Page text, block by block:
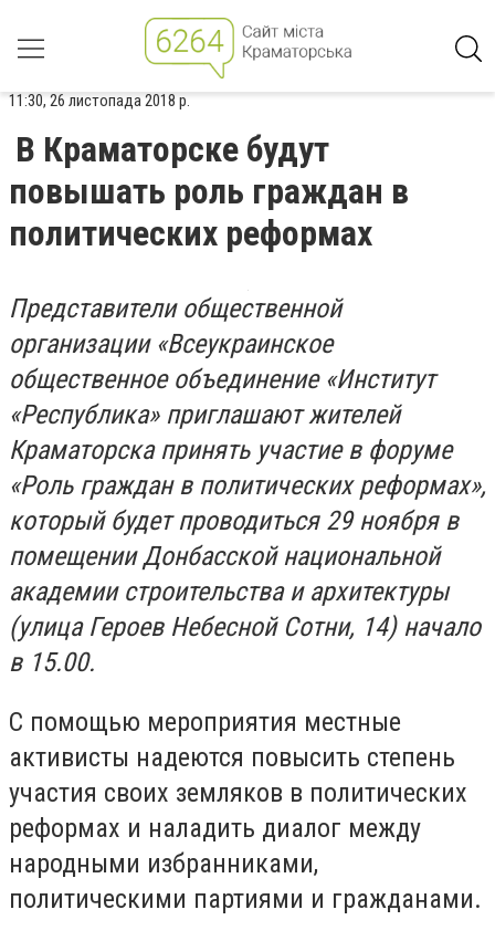
11:30, 26 листопада 2018 р.
В Краматорске будут
повышать роль граждан в
политических реформах
Представители общественной
организации «Всеукраинское
общественное объединение «Институт
«Республика» приглашают жителей
Краматорска принять участие в форуме
«Роль граждан в политических реформах»,
который будет проводиться 29 ноября в
помещении Донбасской национальной
академии строительства и архитектуры
(улица Героев Небесной Сотни, 14) начало
в 15.00.
С помощью мероприятия местные
активисты надеются повысить степень
участия своих земляков в политических
реформах и наладить диалог между
народными избранниками,
политическими партиями и гражданами.